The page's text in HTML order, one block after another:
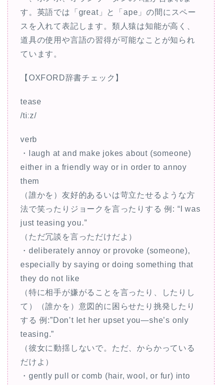
す。英語では「great」と「ape」の間にスペー
スを入れて表記します。類人猿は知能が高く、
道具の使用や言語の習得が可能なことが知られ
ています。
【OXFORD辞書チェック】
tease
/tiːz/
verb
・laugh at and make jokes about (someone)
either in a friendly way or in order to annoy
them
（誰かを）友好的あるいは苛立たせるような方
法で笑ったりジョークを言ったりする 例: “I was
just teasing you.”
（ただ冗談を言っただけだよ）
・deliberately annoy or provoke (someone),
especially by saying or doing something that
they do not like
（特に相手が嫌がることを言ったり、したりし
て）（誰かを）意図的に困らせたり挑発したり
する 例:”Don’t let her upset you―she’s only
teasing.”
（彼女に動揺しないで。ただ、からかっている
だけよ）
・gently pull or comb (hair, wool, or fur) into